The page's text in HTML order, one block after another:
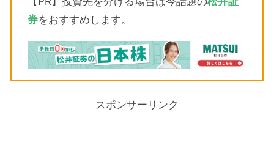
券をおすすめします。
スポンサーリンク